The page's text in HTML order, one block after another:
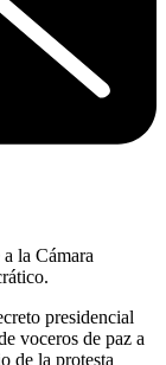
la Cámara
presidencial
voceros de paz a
de la protesta